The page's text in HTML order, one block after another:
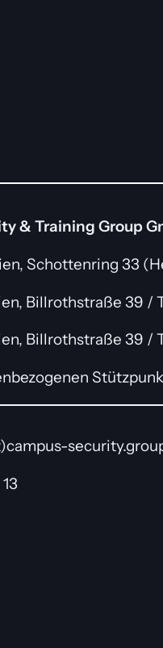
& Training Group
Schottenring 33
Billrothstraße 39 /
Billrothstraße 39 /